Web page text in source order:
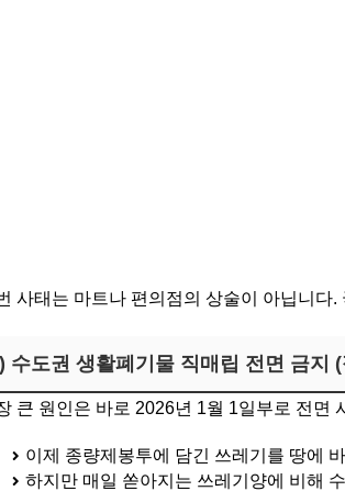
사태는 마트나 편의점의 상술이 아닙니다
수도권 생활폐기물 직매립 전면 금지
큰 원인은 바로 2026년 1월 1일부로 전면
이제 종량제봉투에 담긴 쓰레기를 땅에
하지만 매일 쏟아지는 쓰레기양에 비해